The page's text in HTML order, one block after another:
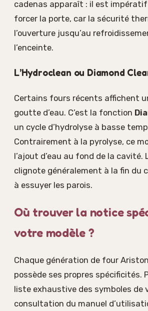
cadenas apparaît : il est impératif
forcer la porte, car la sécurité
l’ouverture jusqu’au
l’enceinte.
L’Hydroclean ou Diamond
Certains fours récents affichent
goutte d’eau. C’est la fonction
un cycle d’hydrolyse à basse
Contrairement à la pyrolyse, ce
l’ajout d’eau au fond de la cavité.
clignote généralement à la fin du
à essuyer les parois.
Où trouver la notice
votre modèle ?
Chaque génération de four
possède ses propres spécificités.
liste exhaustive des symboles de
consultation du manuel